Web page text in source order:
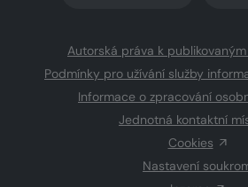
Autorská práva k
Podmínky pro užívání služby
Informace o zpracování
Jednotná kontaktní
Cookies
Nastavení